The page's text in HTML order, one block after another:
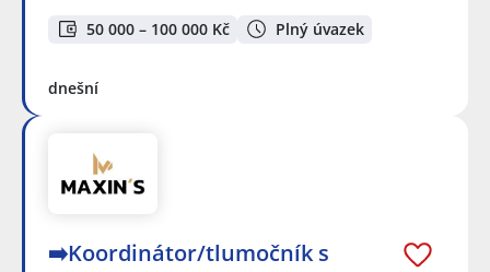
50 000 – 100 000 Kč Plný úvazek
dnešní
➡️Koordinátor/tlumočník s